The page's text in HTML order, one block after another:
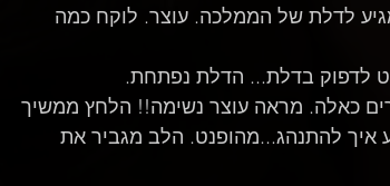
לדלת של הממלכה. עוצר. לוקח כמה
לדפוק בדלת... הדלת נפתחת.
כאלה. מראה עוצר נשימה!! הלחץ ממשיך
איך להתנהג...מהופנט. הלב מגביר את